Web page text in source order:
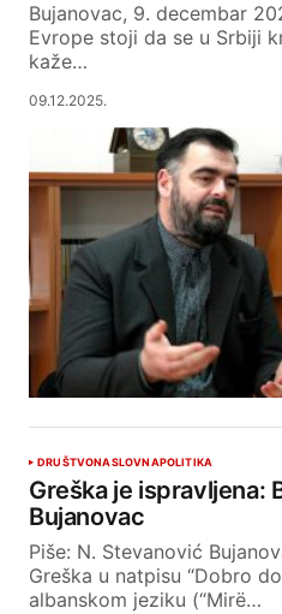
Bujanovac, 9. decembar
Evrope stoji da se u Srbiji
kaže…
09.12.2025.
DRUŠTVONASLOVNAPOLITIKA
Greška je ispravljena:
Bujanovac
Piše: N. Stevanović
Greška u natpisu “Dobro
albanskom jeziku (“Mirë…